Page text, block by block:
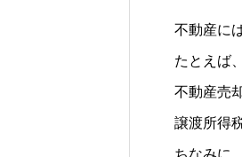
不動産に
たとえば
不動産売
譲渡所得